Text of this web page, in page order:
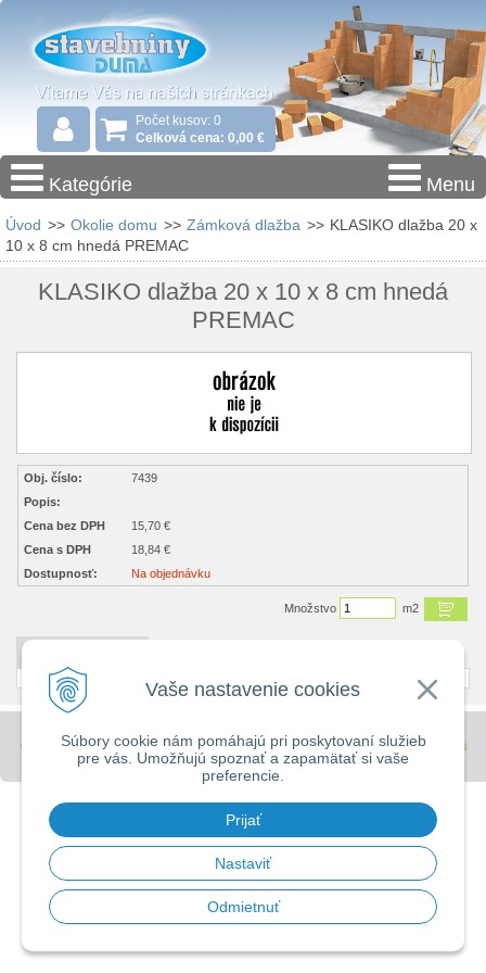
Vaše nastavenie cookies
Súbory cookie nám pomáhajú pri poskytovaní služieb
pre vás. Umožňujú spoznať a zapamätať si vaše
preferencie.
Prijať
Nastaviť
Odmietnuť
Počet kusov: 0
Celková cena: 0,00 €
Kategórie Menu
Úvod >> Okolie domu >> Zámková dlažba >> KLASIKO dlažba 20 x
10 x 8 cm hnedá PREMAC
KLASIKO dlažba 20 x 10 x 8 cm hnedá
PREMAC
Obj. číslo:
7439
Popis:
Cena bez DPH
15,70 €
Cena s DPH
18,84 €
Dostupnosť:
Na objednávku
Množstvo m2
© 2026 Stavebniny - DUMA •tvorba eshopu cez UNIobchod,webhostingspoločnosti
WEBYGROUP